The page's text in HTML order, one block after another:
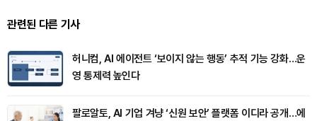
관련된 다른 기사
허니컴, AI 에이전트 ‘보이지 않는 행동’ 추적 기능 강화…운
영 통제력 높인다
팔로알토, AI 기업 겨냥 ‘신원 보안’ 플랫폼 이디라 공개…에